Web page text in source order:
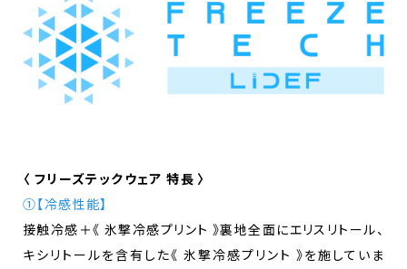
〈 フリーズテックウェア 特長 〉
①【冷感性能】
接触冷感＋《 氷撃冷感プリント 》裏地全面にエリスリトール、
キシリトールを含有した《 氷撃冷感プリント 》を施していま